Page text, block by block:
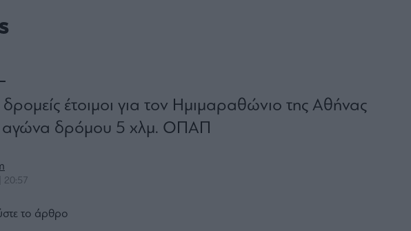
έτοιμοι για τον Ημιμαραθώνιο της Αθήνας
αγώνα δρόμου 5 χλμ. ΟΠΑΠ
20:57
το άρθρο